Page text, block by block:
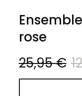
rose
25,95 €